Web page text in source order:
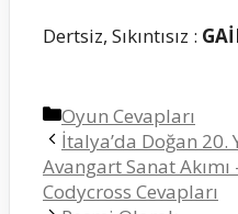
Dertsiz, Sıkıntısız :
Kategoriler
Oyun Cevapları
İtalya’da Doğan 20.
Avangart Sanat Akımı
Codycross Cevapları